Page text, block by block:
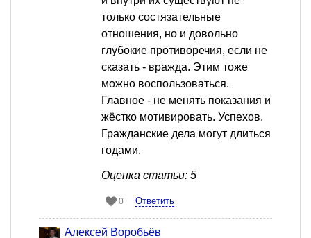
только состязательные
отношения, но и довольно
глубокие противоречия, если не
сказать - вражда. Этим тоже
можно воспользоваться.
Главное - не менять показания и
жёстко мотивировать. Успехов.
Гражданские дела могут длиться
годами.
Оценка статьи: 5
0 Ответить
Алексей Воробьёв